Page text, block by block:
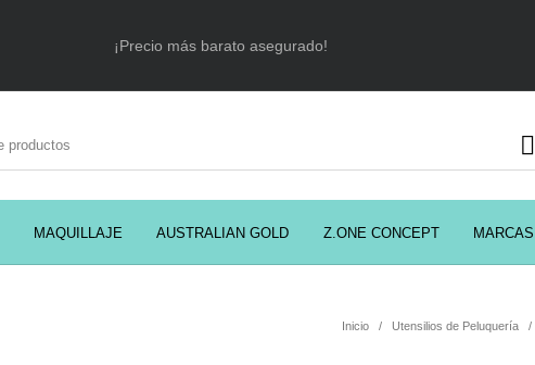
¡Precio más barato asegurado!
MAQUILLAJE AUSTRALIAN GOLD Z.ONE CONCEPT MARCAS
CURSOS
PRESENCIALES
Inicio / Utensilios de Peluquería /